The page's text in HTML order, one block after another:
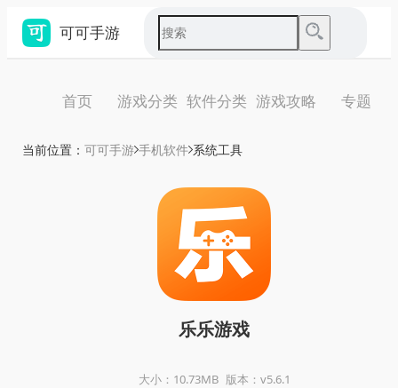
可可手游
首页 游戏分类 软件分类 游戏攻略 专题
当前位置： 可可手游 手机软件 系统工具
乐乐游戏
大小：10.73MB 版本：v5.6.1